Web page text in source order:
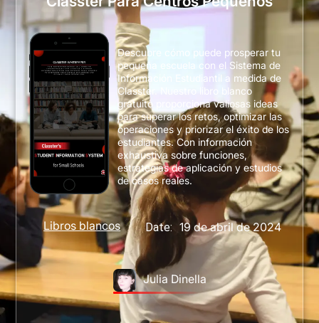
Libros blancos Date: 19 de abril de 2024
Julia Dinella
Descubre cómo puede prosperar tu
pequeña escuela con el Sistema de
Información Estudiantil a medida de
Classter. Nuestro libro blanco
gratuito proporciona valiosas ideas
para superar los retos, optimizar las
operaciones y priorizar el éxito de los
estudiantes. Con información
exhaustiva sobre funciones,
estrategias de aplicación y estudios
de casos reales.